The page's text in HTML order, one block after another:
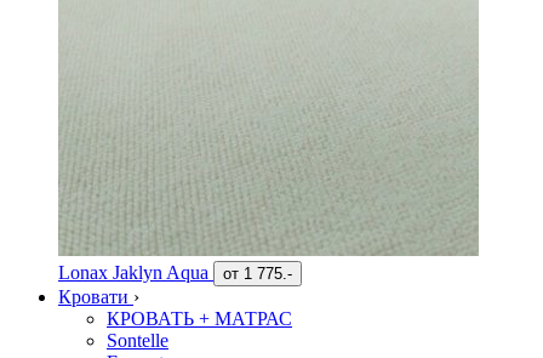
Lonax Jaklyn Aqua от 1 775.-
Кровати ›
КРОВАТЬ + МАТРАС
Sontelle